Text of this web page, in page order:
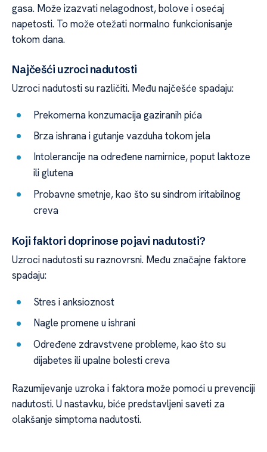
gasa. Može izazvati nelagodnost, bolove i osećaj
napetosti. To može otežati normalno funkcionisanje
tokom dana.
Najčešći uzroci nadutosti
Uzroci nadutosti su različiti. Među najčešće spadaju:
Prekomerna konzumacija gaziranih pića
Brza ishrana i gutanje vazduha tokom jela
Intolerancije na određene namirnice, poput laktoze
ili glutena
Probavne smetnje, kao što su sindrom iritabilnog
creva
Koji faktori doprinose pojavi nadutosti?
Uzroci nadutosti su raznovrsni. Među značajne faktore
spadaju:
Stres i anksioznost
Nagle promene u ishrani
Određene zdravstvene probleme, kao što su
dijabetes ili upalne bolesti creva
Razumijevanje uzroka i faktora može pomoći u prevenciji
nadutosti. U nastavku, biće predstavljeni saveti za
olakšanje simptoma nadutosti.